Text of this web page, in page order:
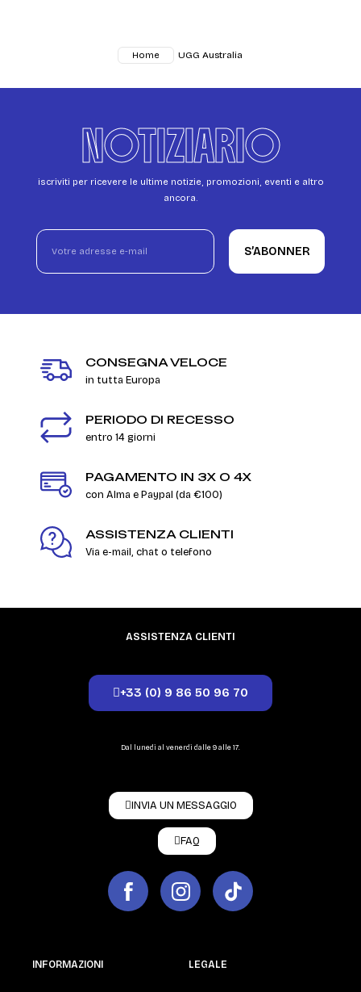
Home UGG Australia
NOTIZIARIO
iscriviti per ricevere le ultime notizie, promozioni, eventi e altro
ancora.
S’ABONNER
CONSEGNA VELOCE
in tutta Europa
PERIODO DI RECESSO
entro 14 giorni
PAGAMENTO IN 3X O 4X
con Alma e Paypal (da €100)
ASSISTENZA CLIENTI
Via e-mail, chat o telefono
ASSISTENZA CLIENTI
+33 (0) 9 86 50 96 70
Dal lunedì al venerdì dalle 9 alle 17.
INVIA UN MESSAGGIO
FAQ
INFORMAZIONI LEGALE